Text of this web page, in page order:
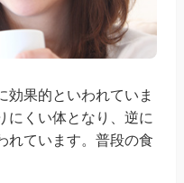
効果的といわれていま
にくい体となり、逆に
れています。普段の食